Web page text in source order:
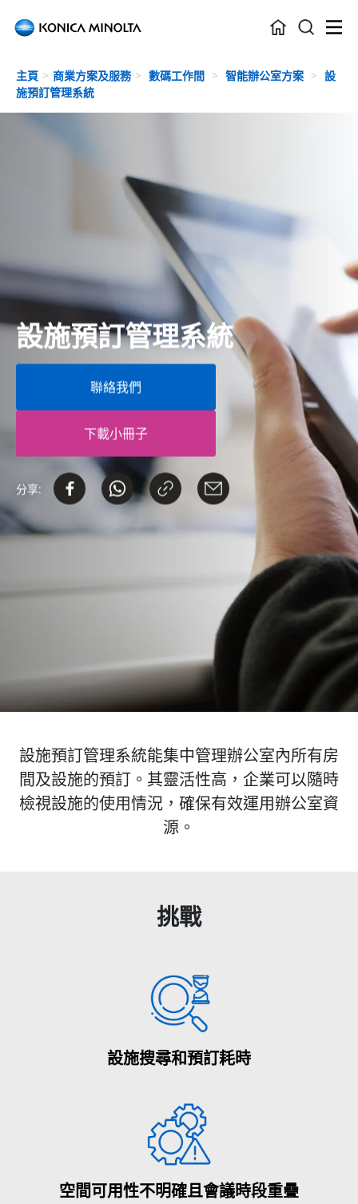
Skip to main content
主頁 商業方案及服務 數碼工作間 智能辦公室方案
設
施預訂管理系統
設施預訂管理系統
聯絡我們
下載小冊子
分享:
設施預訂管理系統能集中管理辦公室內所有房
間及設施的預訂。其靈活性高，企業可以隨時
檢視設施的使用情況，確保有效運用辦公室資
源。
挑戰
設施搜尋和預訂耗時
空間可用性不明確且會議時段重疊